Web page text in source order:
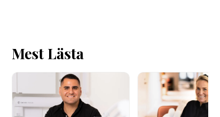
Mest Lästa